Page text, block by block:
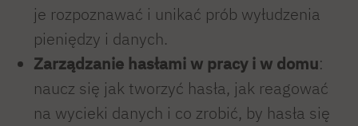
je rozpoznawać i unikać prób wyłudzenia
pieniędzy i danych.
Zarządzanie hasłami w pracy i w domu:
naucz się jak tworzyć hasła, jak reagować
na wycieki danych i co zrobić, by hasła się